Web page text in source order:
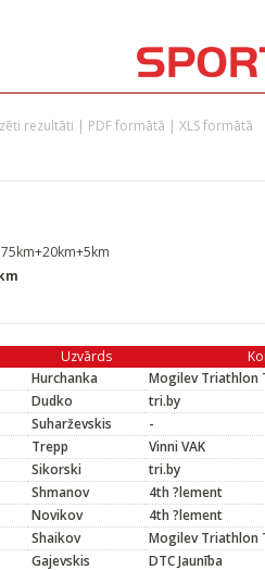
rezultāti | PDF formātā | XLS formātā
Uzvārds
Hurchanka
Mogilev Triathlon
Dudko
tri.by
Suharževskis
-
Trepp
Vinni VAK
Sikorski
tri.by
Shmanov
4th ?lement
Novikov
4th ?lement
Shaikov
Mogilev Triathlon
Gajevskis
DTC Jaunība